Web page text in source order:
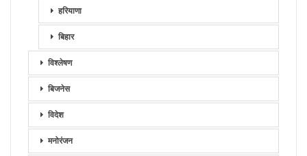
हरियाणा
बिहार
विश्लेषण
बिजनेस
विदेश
मनोरंजन